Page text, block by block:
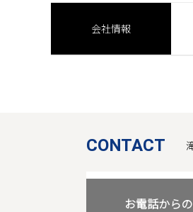
会社情報
CONTACT
お電話から